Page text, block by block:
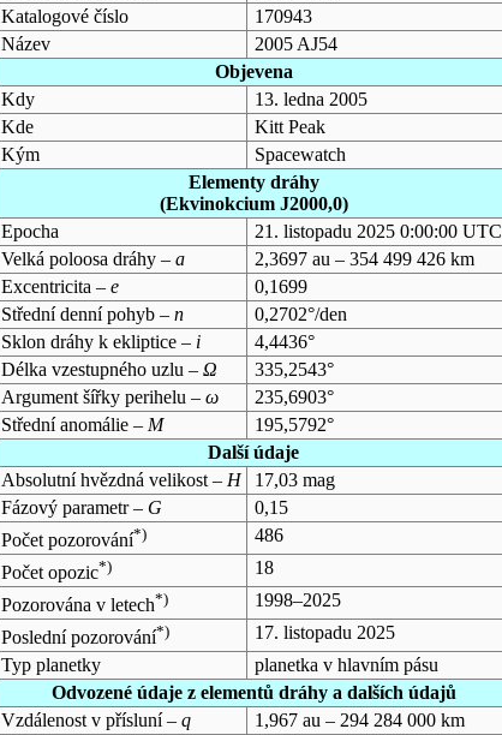
Katalogové číslo
170943
Název
2005 AJ54
Objevena
Kdy
13. ledna 2005
Kde
Kitt Peak
Kým
Spacewatch
Elementy dráhy
(Ekvinokcium J2000,0)
Epocha
21. listopadu 2025 0:00:00 UTC
Velká poloosa dráhy – a
2,3697 au – 354 499 426 km
Excentricita – e
0,1699
Střední denní pohyb – n
0,2702°/den
Sklon dráhy k ekliptice – i
4,4436°
Délka vzestupného uzlu – Ω
335,2543°
Argument šířky perihelu – ω
235,6903°
Střední anomálie – M
195,5792°
Další údaje
Absolutní hvězdná velikost – H
17,03 mag
Fázový parametr – G
0,15
Počet pozorování*)
486
Počet opozic*)
18
Pozorována v letech*)
1998–2025
Poslední pozorování*)
17. listopadu 2025
Typ planetky
planetka v hlavním pásu
Odvozené údaje z elementů dráhy a dalších údajů
Vzdálenost v přísluní – q
1,967 au – 294 284 000 km